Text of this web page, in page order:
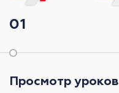
01
Просмотр уроков